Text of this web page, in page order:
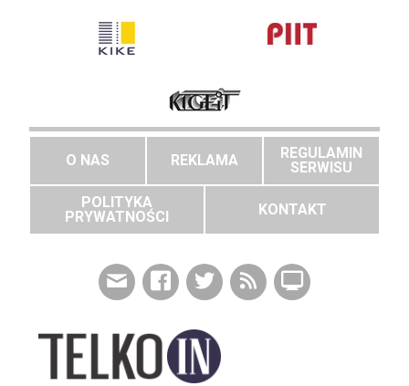
O NAS REKLAMA
REGULAMIN
SERWISU
POLITYKA
PRYWATNOŚCI
KONTAKT